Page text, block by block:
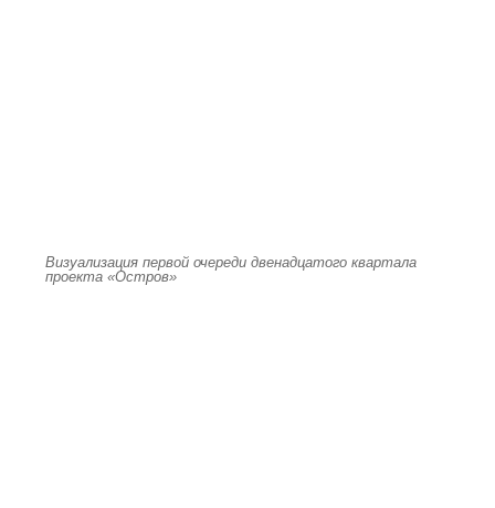
Визуализация первой очереди двенадцатого квартала
проекта «Остров»